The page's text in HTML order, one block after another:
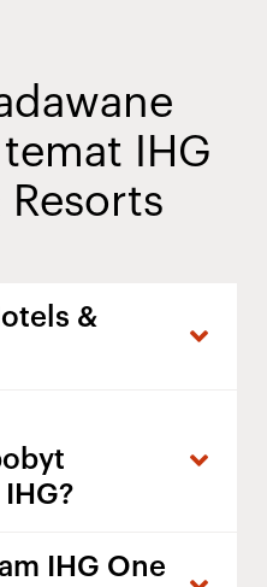
IHG
Resorts
&
IHG One